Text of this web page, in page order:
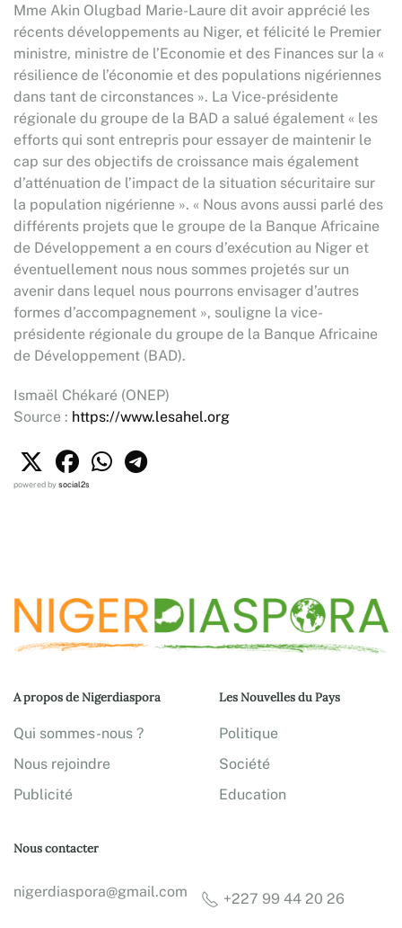
Mme Akin Olugbad Marie-Laure dit avoir apprécié les
récents développements au Niger, et félicité le Premier
ministre, ministre de l’Economie et des Finances sur la «
résilience de l’économie et des populations nigériennes
dans tant de circonstances ». La Vice-présidente
régionale du groupe de la BAD a salué également « les
efforts qui sont entrepris pour essayer de maintenir le
cap sur des objectifs de croissance mais également
d’atténuation de l’impact de la situation sécuritaire sur
la population nigérienne ». « Nous avons aussi parlé des
différents projets que le groupe de la Banque Africaine
de Développement a en cours d’exécution au Niger et
éventuellement nous nous sommes projetés sur un
avenir dans lequel nous pourrons envisager d’autres
formes d’accompagnement », souligne la vice-
présidente régionale du groupe de la Banque Africaine
de Développement (BAD).
Ismaël Chékaré (ONEP)
Source : https://www.lesahel.org
powered bysocial2s
A propos de Nigerdiaspora
Qui sommes-nous ?
Nous rejoindre
Publicité
Les Nouvelles du Pays
Politique
Société
Education
Nous contacter
nigerdiaspora@gmail.com +227 99 44 20 26